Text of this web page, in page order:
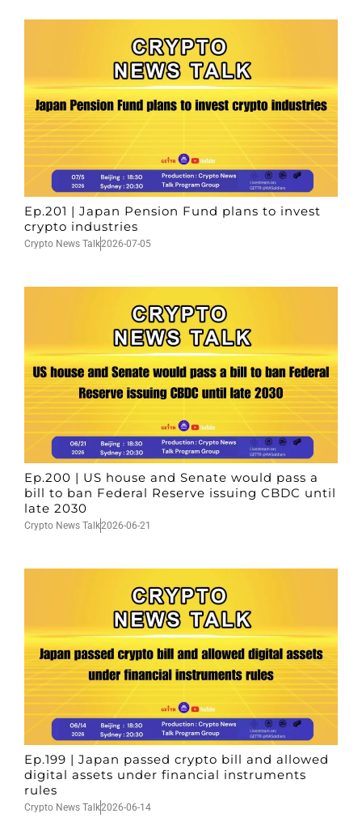
Ep.201 | Japan Pension Fund plans to invest
crypto industries
Crypto News Talk2026-07-05
Ep.200 | US house and Senate would pass a
bill to ban Federal Reserve issuing CBDC until
late 2030
Crypto News Talk2026-06-21
Ep.199 | Japan passed crypto bill and allowed
digital assets under financial instruments
rules
Crypto News Talk2026-06-14